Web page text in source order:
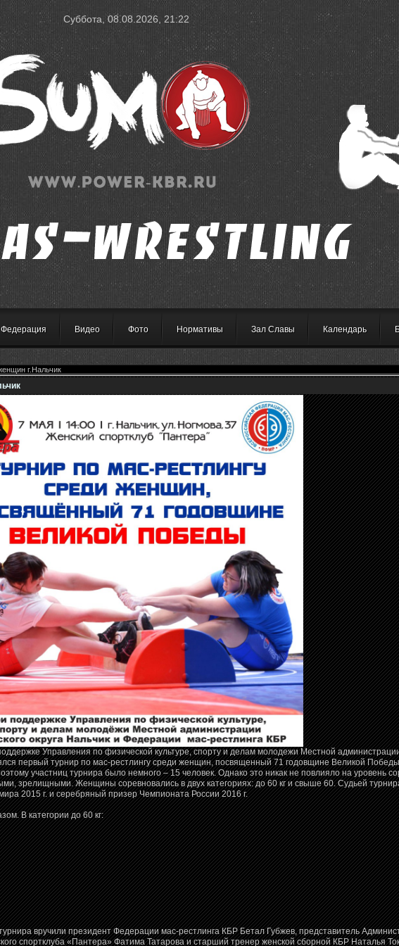
Суббота, 08.08.2026, 21:22
Федерация Видео Фото Нормативы Зал Славы Календарь
г.Нальчик
Управления по физической культуре, спорту и делам молодежи Местной
первый турнир по мас-рестлингу среди женщин, посвященный 71 годовщине Великой
участниц турнира было немного – 15 человек. Однако это никак не повлияло на уровень
зрелищными. Женщины соревновались в двух категориях: до 60 кг и свыше 60. Судьей
2015 г. и серебряный призер Чемпионата России 2016 г.
В категории до 60 кг:
вручили президент Федерации мас-рестлинга КБР Бетал Губжев, представитель
спортклуба «Пантера» Фатима Татарова и старший тренер женской сборной КБР Наталья